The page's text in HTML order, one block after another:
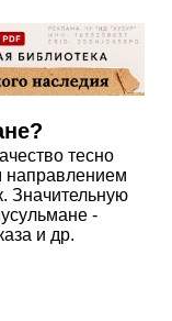
тесно
направлением
Значительную
-
и др.